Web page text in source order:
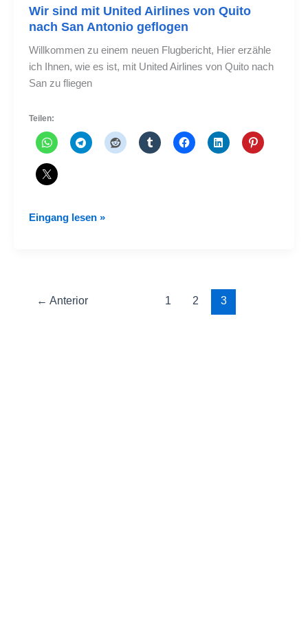
Wir sind mit United Airlines von Quito
nach San Antonio geflogen
Willkommen zu einem neuen Flugbericht, Hier erzähle
ich Ihnen, wie es ist, mit United Airlines von Quito nach
San zu fliegen
Teilen:
Wir
von
Eingang lesen »
← Anterior 1 2 3